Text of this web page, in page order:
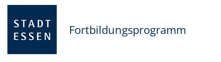
Fortbildungsprogramm